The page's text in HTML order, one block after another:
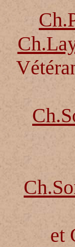
Ch.
Ch.
et